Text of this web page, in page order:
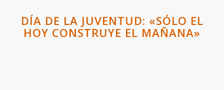
DÍA DE LA JUVENTUD: «SÓLO EL
HOY CONSTRUYE EL MAÑANA»